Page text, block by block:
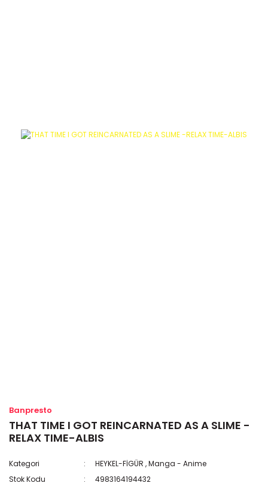
Banpresto
THAT TIME I GOT REINCARNATED AS A SLIME -
RELAX TIME-ALBIS
Kategori HEYKEL-FİGÜR ,Manga - Anime
Stok Kodu
4983164194432